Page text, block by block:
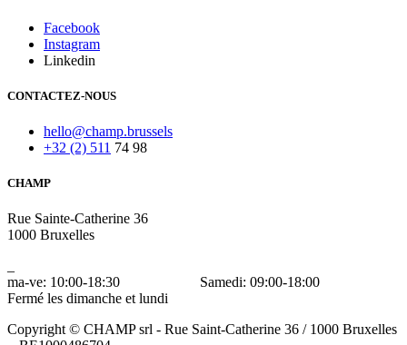
Facebook
Instagram
Linkedin
CONTACTEZ-NOUS
hello@champ.brussels
+32 (2) 511 74 98
CHAMP
Rue Sainte-Catherine 36
1000 Bruxelles
ma-ve: 10:00-18:30 Samedi: 09:00-18:00
Fermé les dimanche et lundi
Copyright © CHAMP srl - Rue Saint-Catherine 36 / 1000 Bruxelles